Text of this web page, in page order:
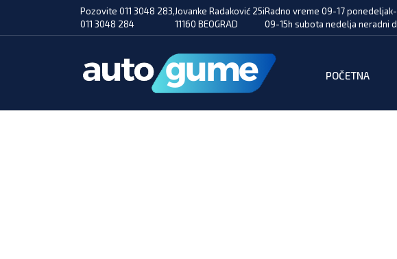
Pozovite 011 3048 283,
011 3048 284
Jovanke Radaković 25i
11160 BEOGRAD
Radno vreme 09-17
09-15h subota nedelja neradni
POČETNA